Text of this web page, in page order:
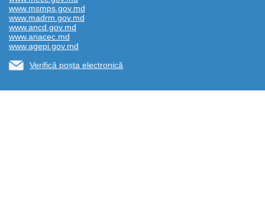
www.msmps.gov.md
www.madrm.gov.md
www.ancd.gov.md
www.anacec.md
www.agepi.gov.md
Verifică poșta electronică